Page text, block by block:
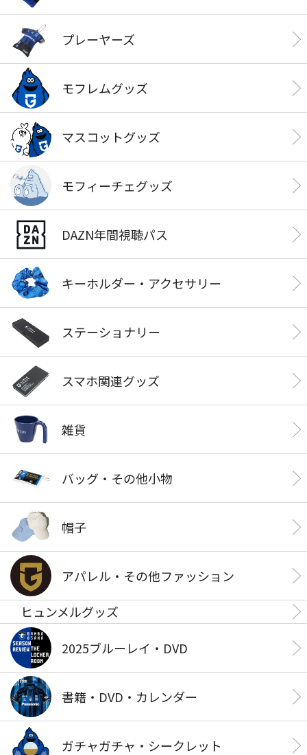
プレーヤーズ
モフレムグッズ
マスコットグッズ
モフィーチェグッズ
DAZN年間視聴パス
キーホルダー・アクセサリー
ステーショナリー
スマホ関連グッズ
雑貨
バッグ・その他小物
帽子
アパレル・その他ファッション
ヒュンメルグッズ
2025ブルーレイ・DVD
書籍・DVD・カレンダー
ガチャガチャ・シークレット